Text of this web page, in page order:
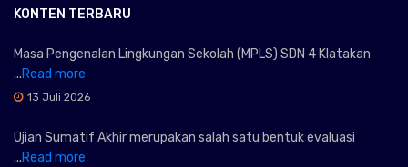
KONTEN TERBARU
Masa Pengenalan Lingkungan Sekolah (MPLS) SDN 4 Klatakan
...Read more
13 Juli 2026
Ujian Sumatif Akhir merupakan salah satu bentuk evaluasi
...Read more